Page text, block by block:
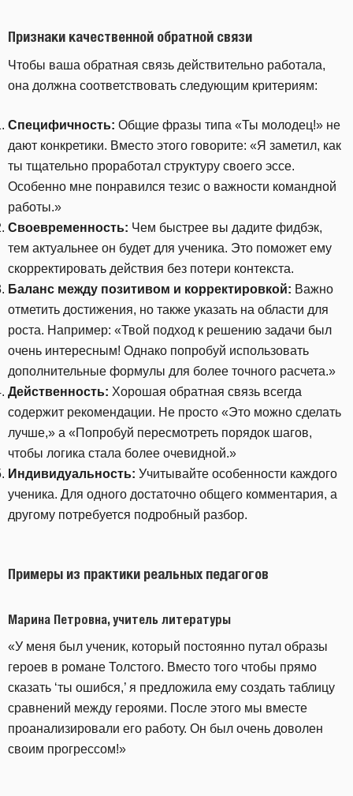
Признаки качественной обратной связи
Чтобы ваша обратная связь действительно работала,
она должна соответствовать следующим критериям:
Специфичность: Общие фразы типа «Ты молодец!» не
дают конкретики. Вместо этого говорите: «Я заметил, как
ты тщательно проработал структуру своего эссе.
Особенно мне понравился тезис о важности командной
работы.»
Своевременность: Чем быстрее вы дадите фидбэк,
тем актуальнее он будет для ученика. Это поможет ему
скорректировать действия без потери контекста.
Баланс между позитивом и корректировкой: Важно
отметить достижения, но также указать на области для
роста. Например: «Твой подход к решению задачи был
очень интересным! Однако попробуй использовать
дополнительные формулы для более точного расчета.»
Действенность: Хорошая обратная связь всегда
содержит рекомендации. Не просто «Это можно сделать
лучше,» а «Попробуй пересмотреть порядок шагов,
чтобы логика стала более очевидной.»
Индивидуальность: Учитывайте особенности каждого
ученика. Для одного достаточно общего комментария, а
другому потребуется подробный разбор.
Примеры из практики реальных педагогов
Марина Петровна, учитель литературы
«У меня был ученик, который постоянно путал образы
героев в романе Толстого. Вместо того чтобы прямо
сказать ‘ты ошибся,’ я предложила ему создать таблицу
сравнений между героями. После этого мы вместе
проанализировали его работу. Он был очень доволен
своим прогрессом!»